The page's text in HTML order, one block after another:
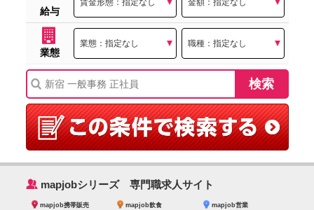
給与
業態
‰ mapjobシリーズ 専門職求人サイト
mapjob携帯販売 mapjob飲食 mapjob営業